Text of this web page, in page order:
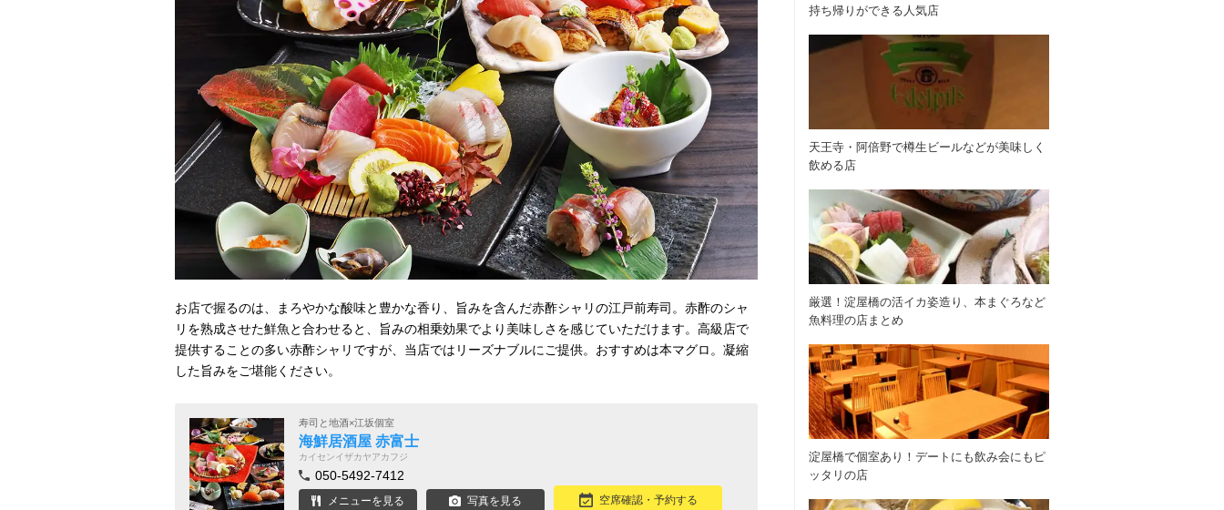
お店で握るのは、まろやかな酸味と豊かな香り、旨みを含んだ赤酢シャリの江戸前寿司。赤酢のシャ
リを熟成させた鮮魚と合わせると、旨みの相乗効果でより美味しさを感じていただけます。高級店で
提供することの多い赤酢シャリですが、当店ではリーズナブルにご提供。おすすめは本マグロ。凝縮
した旨みをご堪能ください。
寿司と地酒×江坂個室
海鮮居酒屋 赤富士
カイセンイザカヤアカフジ
050-5492-7412
メニューを見る 写真を見る 空席確認・予約する
持ち帰りができる人気店
天王寺・阿倍野で樽生ビールなどが美味しく
飲める店
厳選！淀屋橋の活イカ姿造り、本まぐろなど
魚料理の店まとめ
淀屋橋で個室あり！デートにも飲み会にもピ
ッタリの店